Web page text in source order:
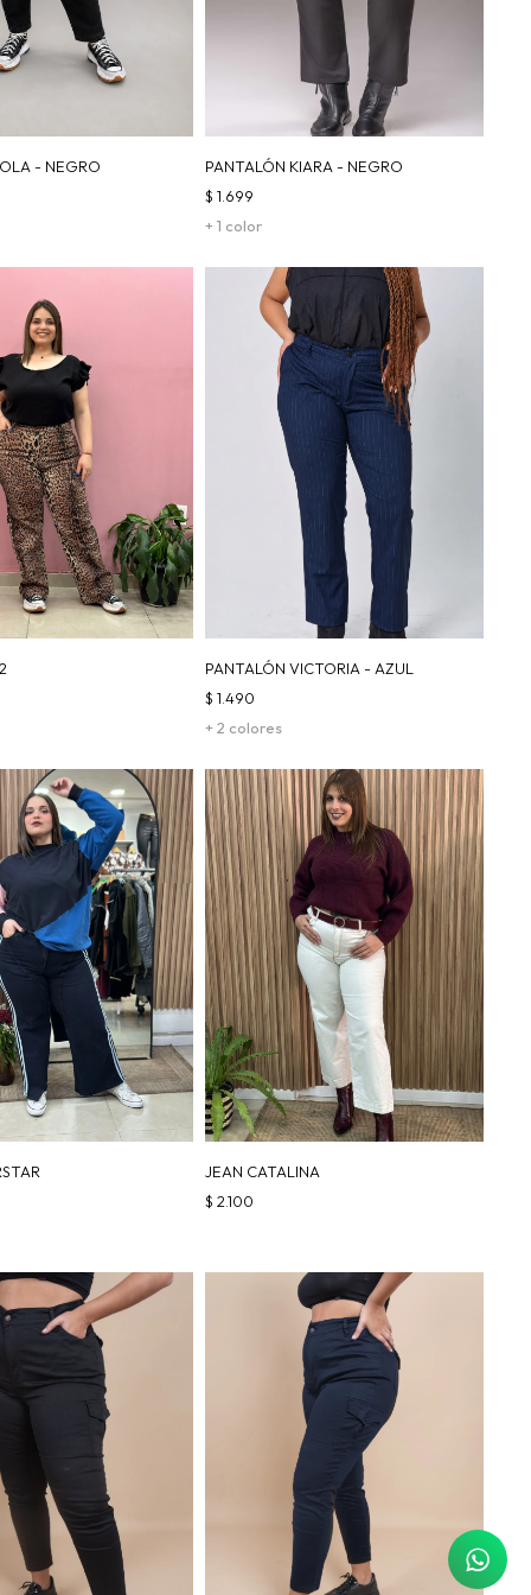
- NEGRO PANTALÓN KIARA - NEGRO
+ 1 color
$ 1.699
PANTALÓN VICTORIA - AZUL
+ 2 colores
$ 1.490
JEAN CATALINA
$ 2.100